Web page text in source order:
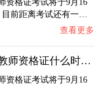
前距离考试还有一…
查看更多
9月份淮安教师资格证什么时候考？
资格证考试将于9月16